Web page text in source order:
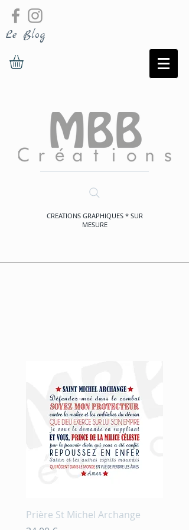
Le Blog
CREATIONS GRAPHIQUES * SUR
MESURE
Prière St Michel Archange